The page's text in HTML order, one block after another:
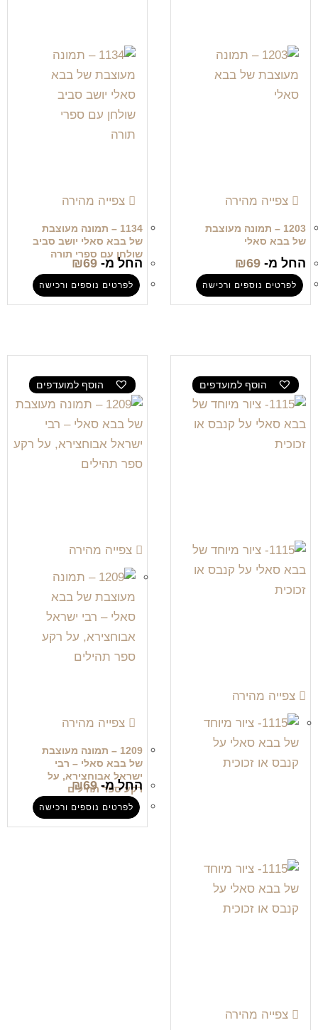
צפייה מהירה
1203 – תמונה מעוצבת
של בבא סאלי
החל מ- ₪69
לפרטים נוספים ורכישה
צפייה מהירה
1134 – תמונה מעוצבת
של בבא סאלי יושב סביב
שולחן עם ספרי תורה
החל מ- ₪69
לפרטים נוספים ורכישה
הוסף למועדפים
צפייה מהירה
צפייה מהירה
הוסף למועדפים
צפייה מהירה
צפייה מהירה
1209 – תמונה מעוצבת
של בבא סאלי – רבי
ישראל אבוחצירא, על
רקע ספר תהילים
החל מ- ₪69
לפרטים נוספים ורכישה